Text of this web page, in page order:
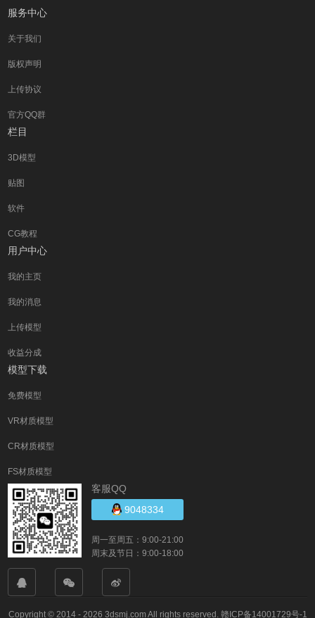
服务中心
关于我们
版权声明
上传协议
官方QQ群
栏目
3D模型
贴图
软件
CG教程
用户中心
我的主页
我的消息
上传模型
收益分成
模型下载
免费模型
VR材质模型
CR材质模型
FS材质模型
客服QQ
9048334
周一至周五：9:00-21:00
周末及节日：9:00-18:00
Copyright © 2014 - 2026 3dsmj.com All rights reserved. 赣ICP备14001729号-1